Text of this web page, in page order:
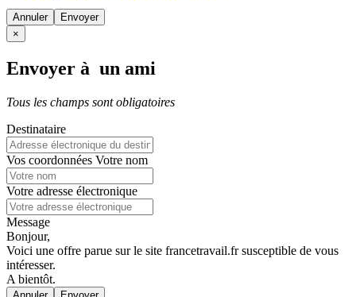
Annuler
×
Envoyer à un ami
Tous les champs sont obligatoires
Destinataire
Vos coordonnées Votre nom
Votre adresse électronique
Message
Bonjour,
Voici une offre parue sur le site francetravail.fr susceptible de vous
intéresser.
A bientôt.